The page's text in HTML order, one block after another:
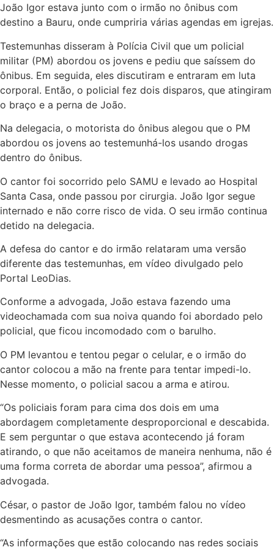
João Igor estava junto com o irmão no ônibus com
destino a Bauru, onde cumpriria várias agendas em igrejas.
Testemunhas disseram à Polícia Civil que um policial
militar (PM) abordou os jovens e pediu que saíssem do
ônibus. Em seguida, eles discutiram e entraram em luta
corporal. Então, o policial fez dois disparos, que atingiram
o braço e a perna de João.
Na delegacia, o motorista do ônibus alegou que o PM
abordou os jovens ao testemunhá-los usando drogas
dentro do ônibus.
O cantor foi socorrido pelo SAMU e levado ao Hospital
Santa Casa, onde passou por cirurgia. João Igor segue
internado e não corre risco de vida. O seu irmão continua
detido na delegacia.
A defesa do cantor e do irmão relataram uma versão
diferente das testemunhas, em vídeo divulgado pelo
Portal LeoDias.
Conforme a advogada, João estava fazendo uma
videochamada com sua noiva quando foi abordado pelo
policial, que ficou incomodado com o barulho.
O PM levantou e tentou pegar o celular, e o irmão do
cantor colocou a mão na frente para tentar impedi-lo.
Nesse momento, o policial sacou a arma e atirou.
“Os policiais foram para cima dos dois em uma
abordagem completamente desproporcional e descabida.
E sem perguntar o que estava acontecendo já foram
atirando, o que não aceitamos de maneira nenhuma, não é
uma forma correta de abordar uma pessoa”, afirmou a
advogada.
César, o pastor de João Igor, também falou no vídeo
desmentindo as acusações contra o cantor.
“As informações que estão colocando nas redes sociais